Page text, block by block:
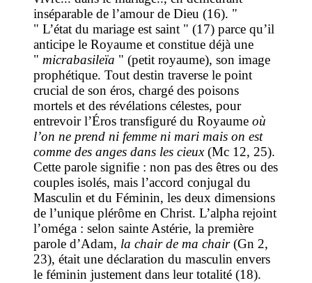
inséparable de l’amour de Dieu (16). "
" L’état du mariage est saint " (17) parce qu’il
anticipe le Royaume et constitue déjà une
" micrabasileïa " (petit royaume), son image
prophétique. Tout destin traverse le point
crucial de son éros, chargé des poisons
mortels et des révélations célestes, pour
entrevoir l’Éros transfiguré du Royaume où
l’on ne prend ni femme ni mari mais on est
comme des anges dans les cieux(Mc 12, 25).
Cette parole signifie : non pas des êtres ou des
couples isolés, mais l’accord conjugal du
Masculin et du Féminin, les deux dimensions
de l’unique plérôme en Christ. L’alpha rejoint
l’oméga : selon sainte Astérie, la première
parole d’Adam, la chair de ma chair(Gn 2,
23), était une déclaration du masculin envers
le féminin justement dans leur totalité (18).